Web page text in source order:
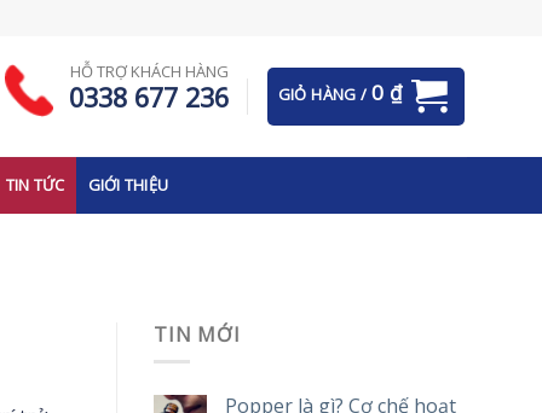
HỖ TRỢ KHÁCH HÀNG
0338 677 236 GIỎ HÀNG / 0 ₫
TIN TỨC GIỚI THIỆU
TIN MỚI
Popper là gì? Cơ chế hoạt